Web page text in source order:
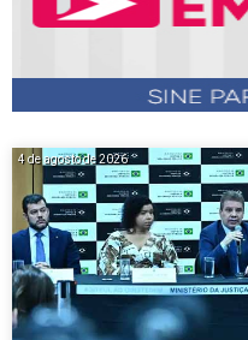
4 de agosto de 2026